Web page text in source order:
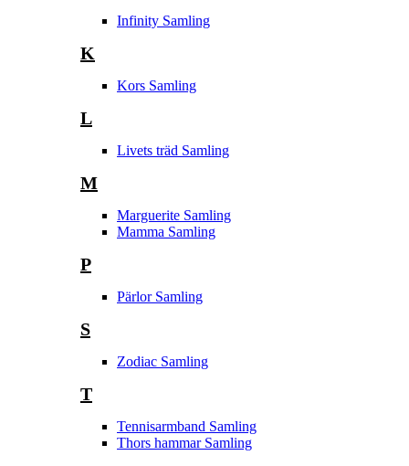
Infinity Samling
K
Kors Samling
L
Livets träd Samling
M
Marguerite Samling
Mamma Samling
P
Pärlor Samling
S
Zodiac Samling
T
Tennisarmband Samling
Thors hammar Samling